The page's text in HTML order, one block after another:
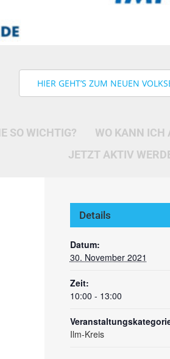
HIER GEHT’S ZUM NEUEN
SO WICHTIG?
WO KANN ICH
JETZT AKTIV
Details
Datum:
30. November 2021
Zeit:
10:00 - 13:00
Ilm-Kreis